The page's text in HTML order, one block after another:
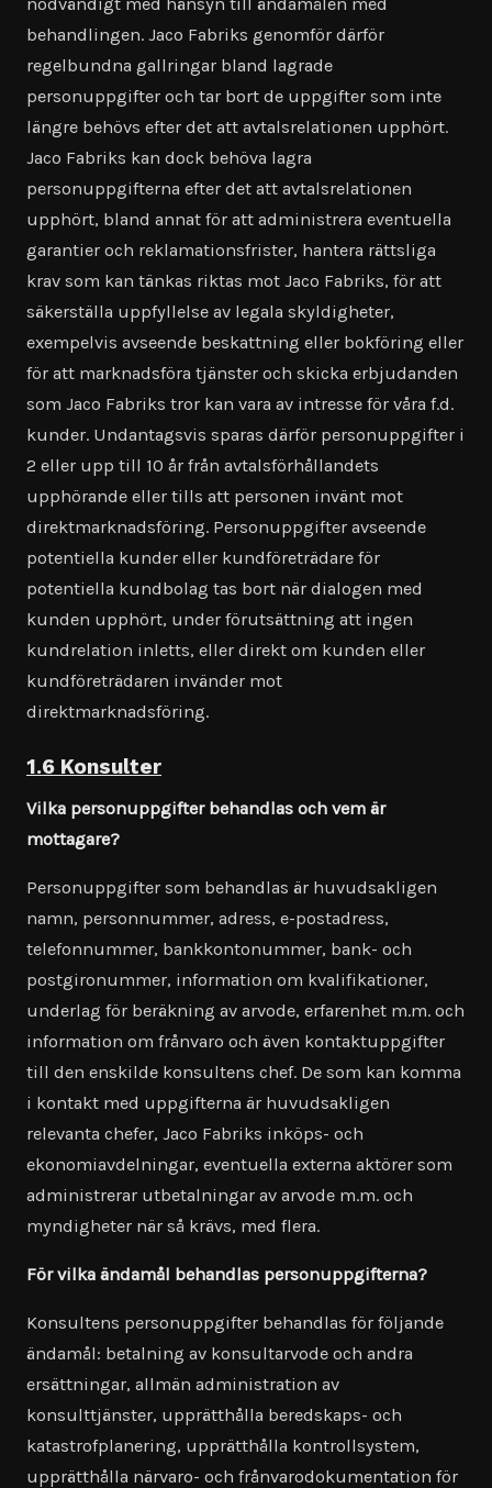
behandlingen. Jaco Fabriks genomför därför
regelbundna gallringar bland lagrade
personuppgifter och tar bort de uppgifter som inte
längre behövs efter det att avtalsrelationen upphört.
Jaco Fabriks kan dock behöva lagra
personuppgifterna efter det att avtalsrelationen
upphört, bland annat för att administrera eventuella
garantier och reklamationsfrister, hantera rättsliga
krav som kan tänkas riktas mot Jaco Fabriks, för att
säkerställa uppfyllelse av legala skyldigheter,
exempelvis avseende beskattning eller bokföring eller
för att marknadsföra tjänster och skicka erbjudanden
som Jaco Fabriks tror kan vara av intresse för våra f.d.
kunder. Undantagsvis sparas därför personuppgifter i
2 eller upp till 10 år från avtalsförhållandets
upphörande eller tills att personen invänt mot
direktmarknadsföring. Personuppgifter avseende
potentiella kunder eller kundföreträdare för
potentiella kundbolag tas bort när dialogen med
kunden upphört, under förutsättning att ingen
kundrelation inletts, eller direkt om kunden eller
kundföreträdaren invänder mot
direktmarknadsföring.
1.6 Konsulter
Vilka personuppgifter behandlas och vem är
mottagare?
Personuppgifter som behandlas är huvudsakligen
namn, personnummer, adress, e-postadress,
telefonnummer, bankkontonummer, bank- och
postgironummer, information om kvalifikationer,
underlag för beräkning av arvode, erfarenhet m.m. och
information om frånvaro och även kontaktuppgifter
till den enskilde konsultens chef. De som kan komma
i kontakt med uppgifterna är huvudsakligen
relevanta chefer, Jaco Fabriks inköps- och
ekonomiavdelningar, eventuella externa aktörer som
administrerar utbetalningar av arvode m.m. och
myndigheter när så krävs, med flera.
För vilka ändamål behandlas personuppgifterna?
Konsultens personuppgifter behandlas för följande
ändamål: betalning av konsultarvode och andra
ersättningar, allmän administration av
konsulttjänster, upprätthålla beredskaps- och
katastrofplanering, upprätthålla kontrollsystem,
upprätthålla närvaro- och frånvarodokumentation för